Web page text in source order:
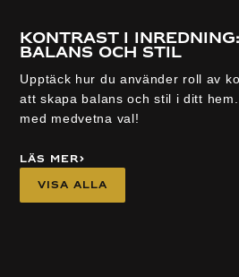
Kontrast i
balans och stil
Upptäck hur du använder roll av
att skapa balans och stil i ditt
med medvetna val!
Läs mer
Visa alla